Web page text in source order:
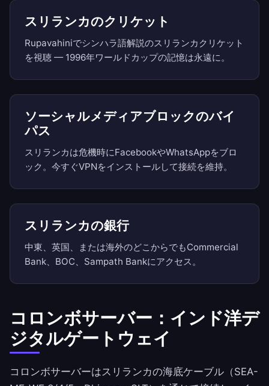
スリランカのクリケット
Rupavahiniでシンハラ語解説のスリランカクリケット
を視聴 — 1996年ワールドカップの記憶は永遠に。
ソーシャルメディアブロックのバイ
パス
スリランカは危機時にFacebookやWhatsAppをブロ
ック。今すぐVPNをインストールして接続を維持。
スリランカの銀行
中東、英国、または海外のどこからでもCommercial
Bank、BOC、Sampath Bankにアクセス。
コロンボサーバー：インド洋デ
ジタルゲートウェイ
コロンボサーバーはスリランカの海底ケーブル（SEA-